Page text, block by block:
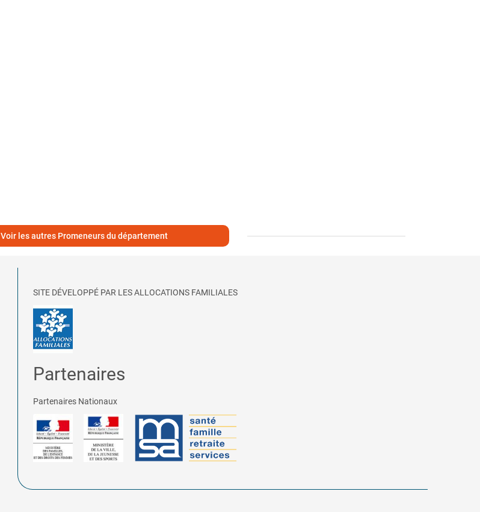
Voir les autres Promeneurs du département
SITE DÉVELOPPÉ PAR LES ALLOCATIONS FAMILIALES
Partenaires
Partenaires Nationaux